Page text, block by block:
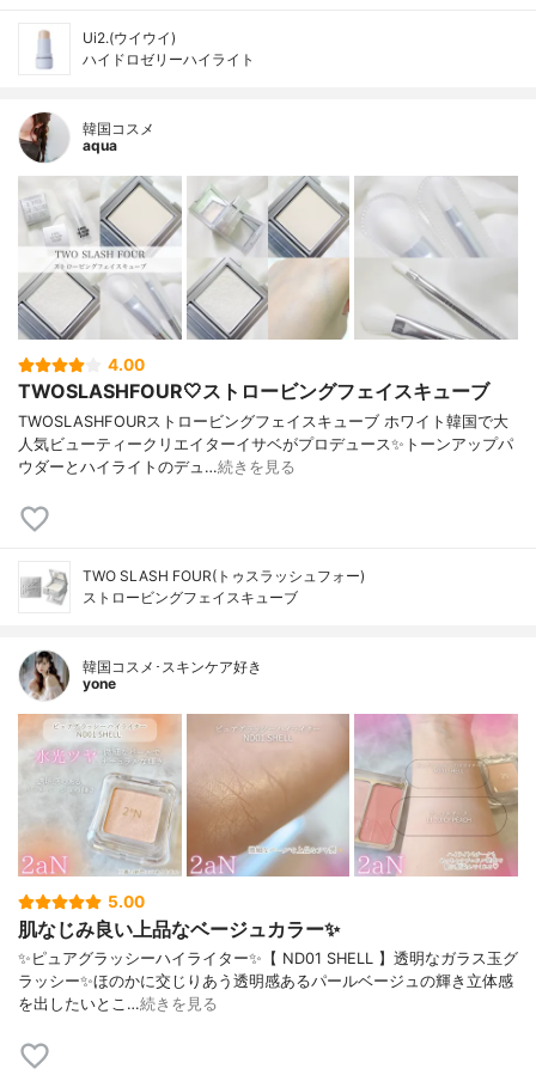
Ui2.(ウイウイ)
ハイドロゼリーハイライト
韓国コスメ
aqua
4.00
TWOSLASHFOUR🤍ストロービングフェイスキューブ
TWOSLASHFOURストロービングフェイスキューブ ホワイト韓国で大
人気ビューティークリエイターイサベがプロデュース✨トーンアップパ
ウダーとハイライトのデュ…続きを見る
TWO SLASH FOUR(トゥスラッシュフォー)
ストロービングフェイスキューブ
韓国コスメ･スキンケア好き
yone
5.00
肌なじみ良い上品なベージュカラー✨️
✨️ピュアグラッシーハイライター✨️【 ND01 SHELL 】透明なガラス玉グ
ラッシー✨️ほのかに交じりあう透明感あるパールベージュの輝き立体感
を出したいとこ…続きを見る